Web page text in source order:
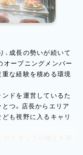
成長の勢いが続いて
オープニングメンバー
重な経験を積める環境
ンドを運営しているた
つ。店長からエリア
も視野に入るキャリ
のスタッフが独立を果